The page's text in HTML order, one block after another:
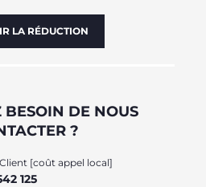
LA RÉDUCTION
BESOIN DE NOUS
?
[coût appel local]
125